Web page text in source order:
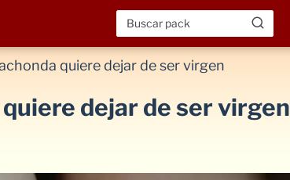
quiere dejar de ser virgen
dejar de ser virgen